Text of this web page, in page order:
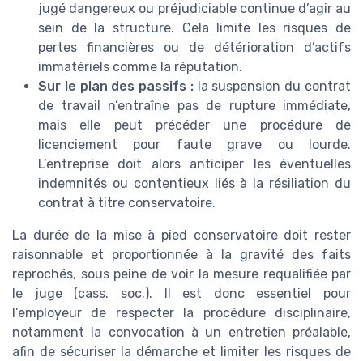
jugé dangereux ou préjudiciable continue d’agir au
sein de la structure. Cela limite les risques de
pertes financières ou de détérioration d’actifs
immatériels comme la réputation.
Sur le plan des passifs :la suspension du contrat
de travail n’entraîne pas de rupture immédiate,
mais elle peut précéder une procédure de
licenciement pour faute grave ou lourde.
L’entreprise doit alors anticiper les éventuelles
indemnités ou contentieux liés à la résiliation du
contrat à titre conservatoire.
La durée de la mise à pied conservatoire doit rester
raisonnable et proportionnée à la gravité des faits
reprochés, sous peine de voir la mesure requalifiée par
le juge (cass. soc.). Il est donc essentiel pour
l’employeur de respecter la procédure disciplinaire,
notamment la convocation à un entretien préalable,
afin de sécuriser la démarche et limiter les risques de